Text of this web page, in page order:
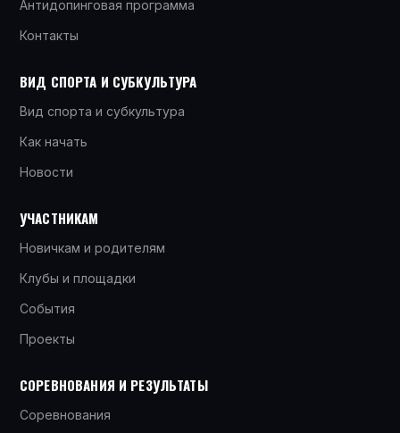
Антидопинговая программа
Контакты
ВИД СПОРТА И СУБКУЛЬТУРА
Вид спорта и субкультура
Как начать
Новости
УЧАСТНИКАМ
Новичкам и родителям
Клубы и площадки
События
Проекты
СОРЕВНОВАНИЯ И РЕЗУЛЬТАТЫ
Соревнования